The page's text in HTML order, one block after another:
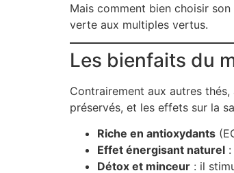
Mais comment bien choisir
verte aux multiples vertus.
Les bienfaits du
Contrairement aux autres thés,
préservés, et les effets sur la
Riche en antioxydants
Effet énergisant naturel
Détox et minceur : il